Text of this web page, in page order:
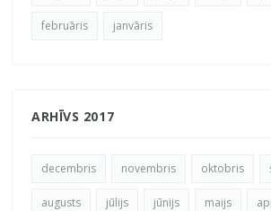
februāris janvāris
ARHĪVS 2017
decembris novembris oktobris
augusts jūlijs jūnijs maijs